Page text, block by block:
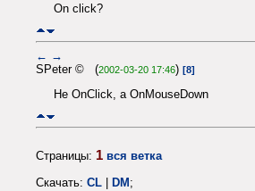
On click?
← →
SPeter © (2002-03-20 17:46) [8]
Не OnClick, а OnMouseDown
Страницы: 1 вся ветка
Скачать: CL | DM;